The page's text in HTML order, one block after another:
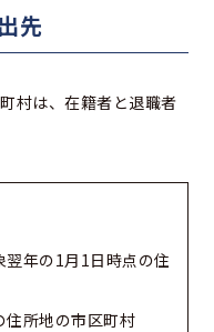
先
村は、在籍者と退職者
年の1月1日時点の住
住所地の市区町村